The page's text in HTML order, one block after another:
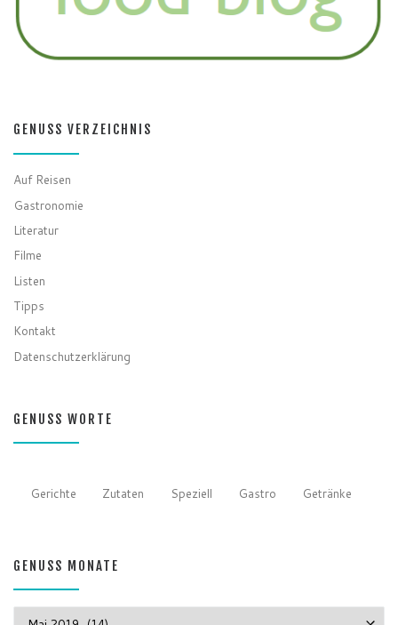
GENUSS VERZEICHNIS
Auf Reisen
Gastronomie
Literatur
Filme
Listen
Tipps
Kontakt
Datenschutzerklärung
GENUSS WORTE
Gerichte Zutaten Speziell Gastro Getränke
GENUSS MONATE